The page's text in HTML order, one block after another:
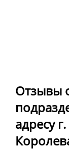
Отзывы
адресу